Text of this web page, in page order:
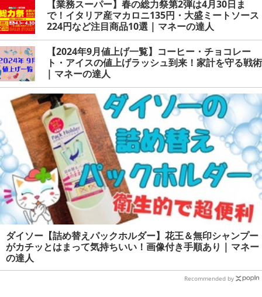
【業務スーパー】春の総力祭第2弾は4月30日ま
で！イタリア産マカロニ135円・大盛ミートソース
224円など注目商品10選 | マネーの達人
【2024年9月値上げ一覧】コーヒー・チョコレー
ト・アイスの値上げラッシュ到来！家計を守る戦術
| マネーの達人
ダイソー【詰め替えパックホルダー】花王＆無印シャンプー
がカチッとはまって気持ちいい！画像付き手順あり | マネー
の達人
Recommended by